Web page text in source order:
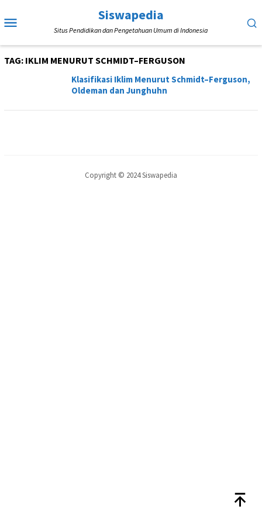
ke
Mobile
Siswapedia
Situs Pendidikan dan Pengetahuan Umum di Indonesia
TAG: IKLIM MENURUT SCHMIDT–FERGUSON
Klasifikasi Iklim Menurut Schmidt–Ferguson,
Oldeman dan Junghuhn
Copyright © 2024 Siswapedia